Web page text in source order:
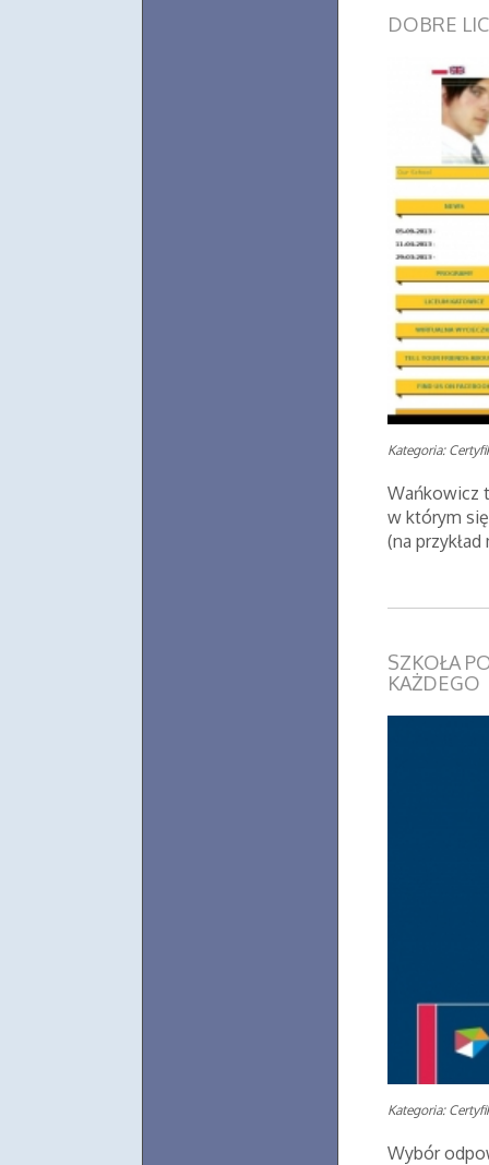
DOBRE
Kategoria:
Wańkowicz
w którym
(na
SZKOŁA
KAŻDEGO
Kategoria:
Wybór